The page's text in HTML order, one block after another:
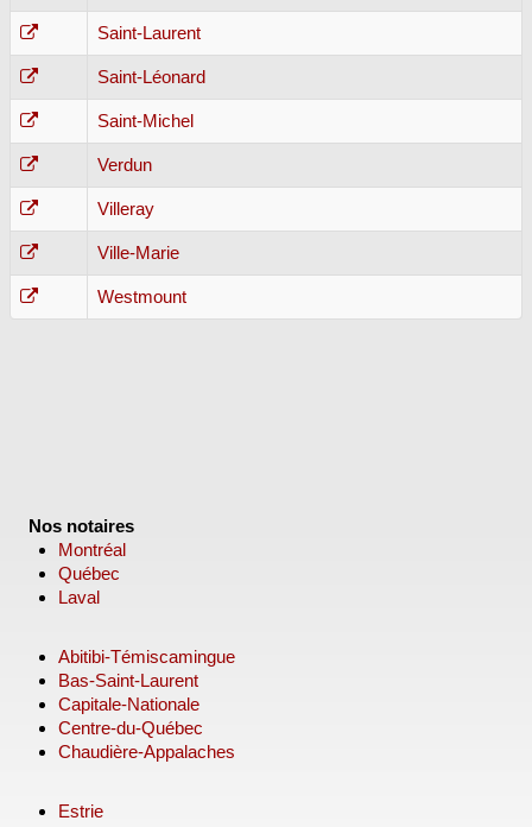
Saint-Laurent
Saint-Léonard
Saint-Michel
Verdun
Villeray
Ville-Marie
Westmount
Nos notaires
Montréal
Québec
Laval
Abitibi-Témiscamingue
Bas-Saint-Laurent
Capitale-Nationale
Centre-du-Québec
Chaudière-Appalaches
Estrie